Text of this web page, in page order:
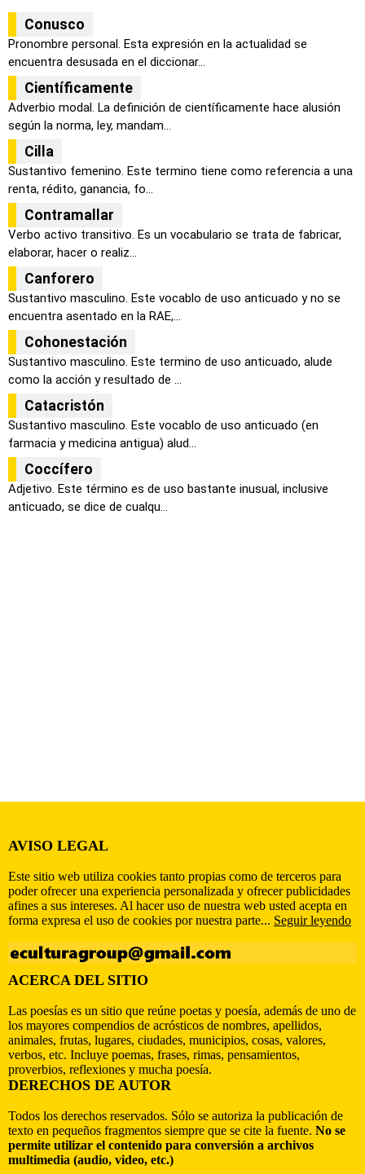
Conusco
Pronombre personal. Esta expresión en la actualidad se
encuentra desusada en el diccionar...
Científicamente
Adverbio modal. La definición de científicamente hace alusión
según la norma, ley, mandam...
Cilla
Sustantivo femenino. Este termino tiene como referencia a una
renta, rédito, ganancia, fo...
Contramallar
Verbo activo transitivo. Es un vocabulario se trata de fabricar,
elaborar, hacer o realiz...
Canforero
Sustantivo masculino. Este vocablo de uso anticuado y no se
encuentra asentado en la RAE,...
Cohonestación
Sustantivo masculino. Este termino de uso anticuado, alude
como la acción y resultado de ...
Catacristón
Sustantivo masculino. Este vocablo de uso anticuado (en
farmacia y medicina antigua) alud...
Coccífero
Adjetivo. Este término es de uso bastante inusual, inclusive
anticuado, se dice de cualqu...
AVISO LEGAL
Este sitio web utiliza cookies tanto propias como de terceros para
poder ofrecer una experiencia personalizada y ofrecer publicidades
afines a sus intereses. Al hacer uso de nuestra web usted acepta en
forma expresa el uso de cookies por nuestra parte... Seguir leyendo
ACERCA DEL SITIO
Las poesías es un sitio que reúne poetas y poesía, además de uno de
los mayores compendios de acrósticos de nombres, apellidos,
animales, frutas, lugares, ciudades, municipios, cosas, valores,
verbos, etc. Incluye poemas, frases, rimas, pensamientos,
proverbios, reflexiones y mucha poesía.
DERECHOS DE AUTOR
Todos los derechos reservados. Sólo se autoriza la publicación de
texto en pequeños fragmentos siempre que se cite la fuente. No se
permite utilizar el contenido para conversión a archivos
multimedia (audio, video, etc.)